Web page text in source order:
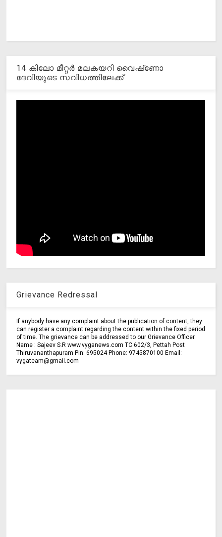
14 കിലോ മീറ്റര്‍ മലകയറി വൈഷ്‌ണോ
ദേവിയുടെ സവിധത്തിലേക്ക്
Grievance Redressal
If anybody have any complaint about the publication of content, they
can register a complaint regarding the content within the fixed period
of time. The grievance can be addressed to our Grievance Officer.
Name : Sajeev S.R www.vyganews.com TC 602/3, Pettah Post
Thiruvananthapuram Pin: 695024 Phone: 9745870100 Email:
vygateam@gmail.com